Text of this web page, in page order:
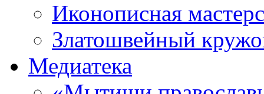
Иконописная
Златошвейный
Медиатека